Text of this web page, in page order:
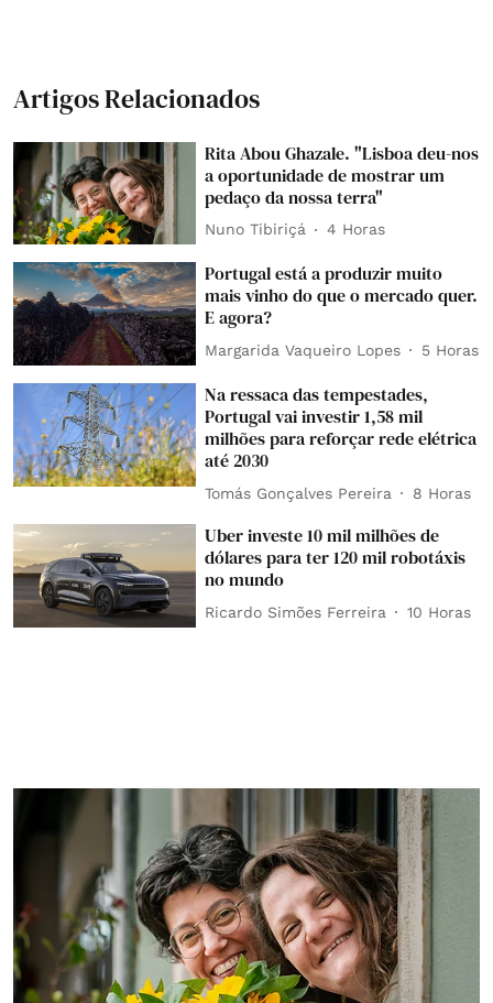
Artigos Relacionados
Rita Abou Ghazale. "Lisboa deu-nos
a oportunidade de mostrar um
pedaço da nossa terra"
Nuno Tibiriçá 4 Horas
Portugal está a produzir muito
mais vinho do que o mercado quer.
E agora?
Margarida Vaqueiro Lopes 5 Horas
Na ressaca das tempestades,
Portugal vai investir 1,58 mil
milhões para reforçar rede elétrica
até 2030
Tomás Gonçalves Pereira 8 Horas
Uber investe 10 mil milhões de
dólares para ter 120 mil robotáxis
no mundo
Ricardo Simões Ferreira 10 Horas